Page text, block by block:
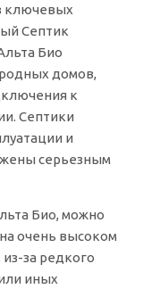
ключевых
Септик
Био
домов,
к
Септики
и
серьезным
Био, можно
очень высоком
за редкого
иных